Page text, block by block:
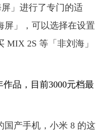
」进行了专门的适
屏」，可以选择在设置
MIX 2S 等「非刘海」
国产手机，小米 8 的这